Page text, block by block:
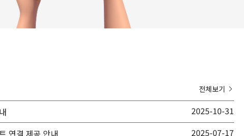
전체보기
2025-10-31
연결 제공 안내
2025-07-17